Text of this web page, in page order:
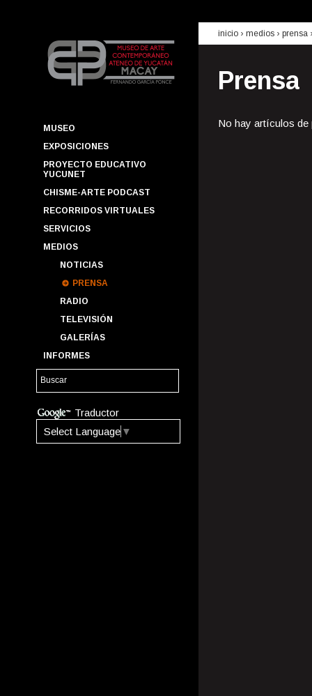
MUSEO
EXPOSICIONES
PROYECTO EDUCATIVO
YUCUNET
CHISME-ARTE PODCAST
RECORRIDOS VIRTUALES
SERVICIOS
MEDIOS
NOTICIAS
PRENSA
RADIO
TELEVISIÓN
GALERÍAS
INFORMES
Traductor
Select Language ▼
inicio › medios › prensa
Prensa
No hay artículos de